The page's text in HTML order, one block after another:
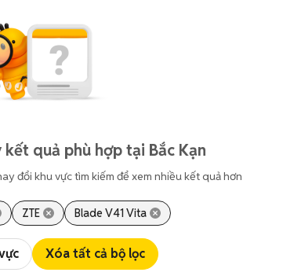
quả phù hợp tại Bắc Kạn
đổi khu vực tìm kiếm để xem nhiều kết quả hơn
ZTE Blade V41 Vita
Xóa tất cả bộ lọc